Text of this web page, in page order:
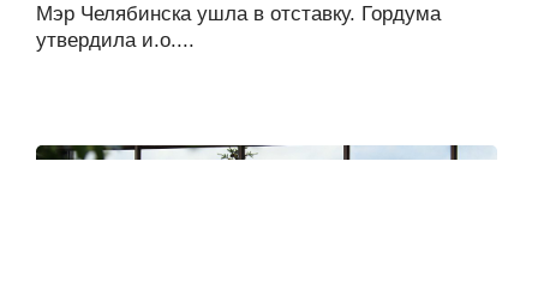
Мэр Челябинска ушла в отставку. Гордума
утвердила и.о....